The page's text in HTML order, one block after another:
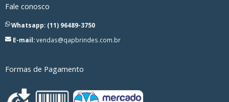
Fale conosco
Whatsapp: (11) 96489-3750
E-mail:vendas@qapbrindes.com.br
Formas de Pagamento